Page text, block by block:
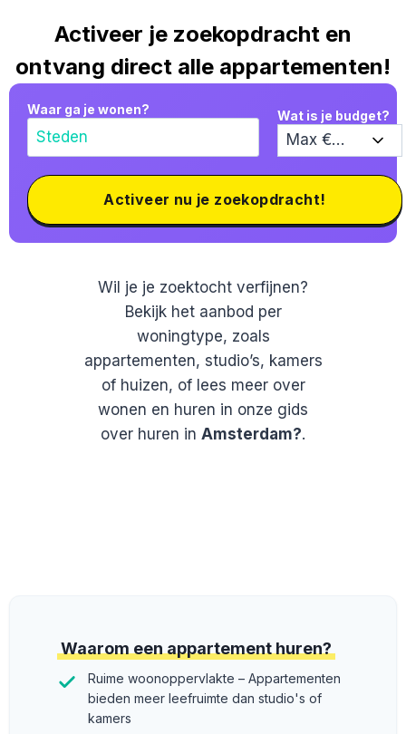
Activeer je zoekopdracht en
ontvang direct alle appartementen!
Waar ga je wonen? Wat is je budget?
Activeer nu je zoekopdracht!
Wil je je zoektocht verfijnen?
Bekijk het aanbod per
woningtype, zoals
appartementen, studio’s, kamers
of huizen, of lees meer over
wonen en huren in onze gids
over huren in Amsterdam?.
Waarom een appartement huren?
Ruime woonoppervlakte – Appartementen
bieden meer leefruimte dan studio's of
kamers